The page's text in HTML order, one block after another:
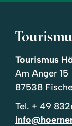
Tourismus
Am Anger 15
87538
Tel. + 49